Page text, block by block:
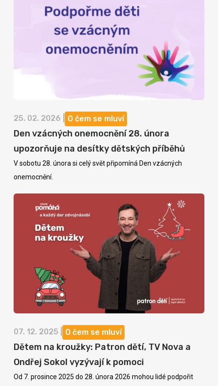
25. 02. 2026 | O čem se mluví
Den vzácných onemocnění 28. února
upozorňuje na desítky dětských příběhů
V sobotu 28. února si celý svět připomíná Den vzácných
onemocnění.
07. 12. 2025 | O čem se mluví
Dětem na kroužky: Patron dětí, TV Nova a
Ondřej Sokol vyzývají k pomoci
Od 7. prosince 2025 do 28. února 2026 mohou lidé podpořit